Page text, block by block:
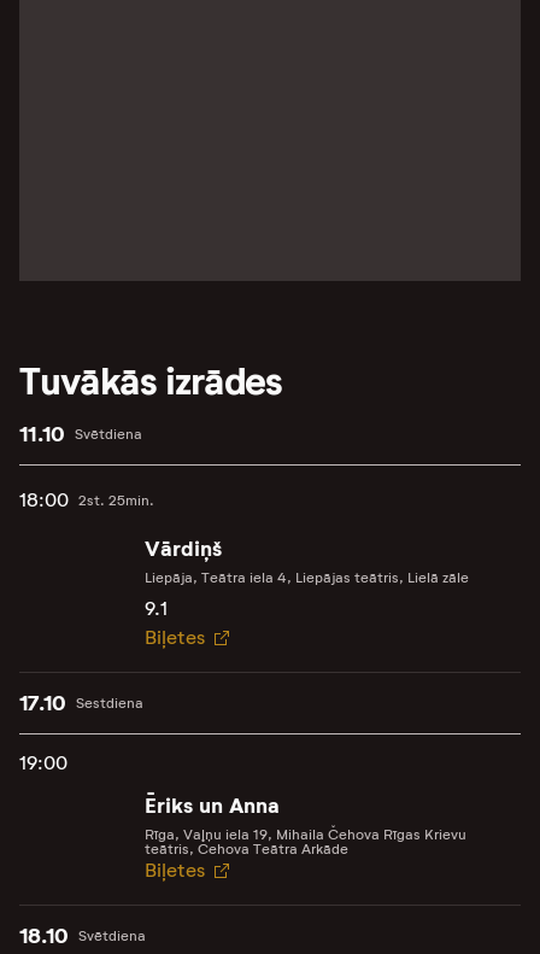
Tuvākās izrādes
Svētdiena
11.10
18:00 2st. 25min.
Vārdiņš
Liepāja, Teātra iela 4, Liepājas teātris, Lielā zāle
9.1
Biļetes
Sestdiena
17.10
19:00
Ēriks un Anna
Rīga, Vaļņu iela 19, Mihaila Čehova Rīgas Krievu
teātris, Čehova Teātra Arkāde
Biļetes
Svētdiena
18.10